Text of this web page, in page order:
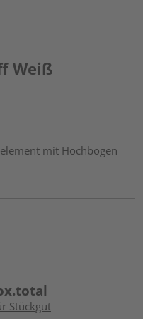
Weiß
mit Hochbogen
Stückgut